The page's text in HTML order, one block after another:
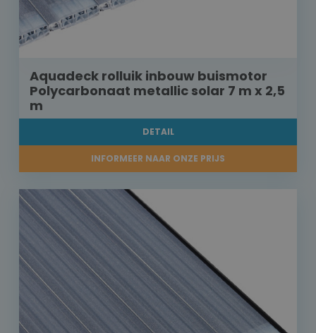
Aquadeck rolluik inbouw buismotor
Polycarbonaat metallic solar 7 m x 2,5
m
DETAIL
INFORMEER NAAR ONZE PRIJS